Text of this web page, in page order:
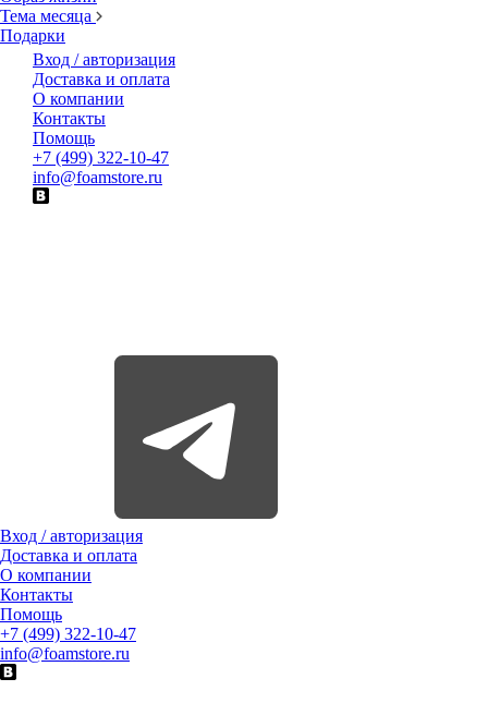
Тема месяца
Подарки
Вход / авторизация
Доставка и оплата
О компании
Контакты
Помощь
+7 (499) 322-10-47
info@foamstore.ru
Вход / авторизация
Доставка и оплата
О компании
Контакты
Помощь
+7 (499) 322-10-47
info@foamstore.ru